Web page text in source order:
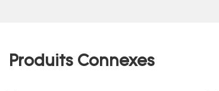
Produits Connexes